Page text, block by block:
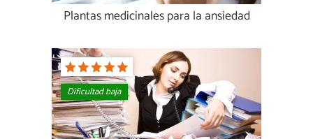
Plantas medicinales para la ansiedad
Dificultad baja